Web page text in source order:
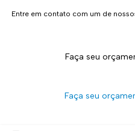
Entre em contato com um de
Faça seu
Faça seu